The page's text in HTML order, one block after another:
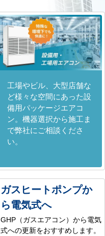
工場やビル、大型店舗な
ど様々な空間にあった設
備用パッケージエアコ
ン。機器選択から施工ま
で弊社にご相談くださ
い。
ガスヒートポンプか
ら電気式へ
GHP（ガスエアコン）から電気
式への更新をおすすめします。